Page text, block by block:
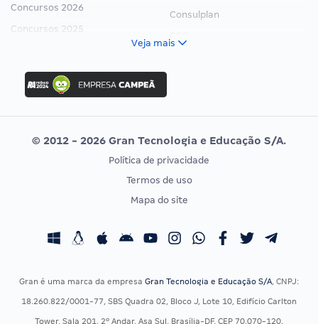
Concursos 2026
Concursos 2025
Concurso Ibama
Concurso MPU
Editais publicados
Consulplan
Vunesp
CONCURSOS POR PROFISSÃO
Concursos Fiscais
Concursos Saúde
EXAME DE ORDEM
Calendário OAB
Veja mais
© 2012 - 2026 Gran Tecnologia e Educação S/A.
Política de privacidade
Termos de uso
Mapa do site
Gran é uma marca da empresa Gran Tecnologia e Educação S/A, CNPJ:
18.260.822/0001-77, SBS Quadra 02, Bloco J, Lote 10, Edifício Carlton
Tower, Sala 201, 2º Andar, Asa Sul, Brasília-DF, CEP 70.070-120.